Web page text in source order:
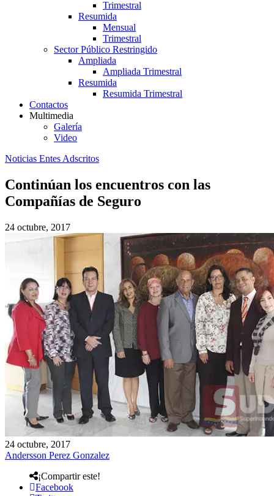
Trimestral
Resumida
Mensual
Trimestral
Sector Público Restringido
Ampliada
Ampliada Trimestral
Resumida
Resumida Trimestral
Contactos
Multimedia
Galería
Video
Noticias Entes Adscritos
Continúan los encuentros con las
Compañías de Seguro
24 octubre, 2017
24 octubre, 2017
Andersson Perez Gonzalez
¡Compartir este!
Facebook